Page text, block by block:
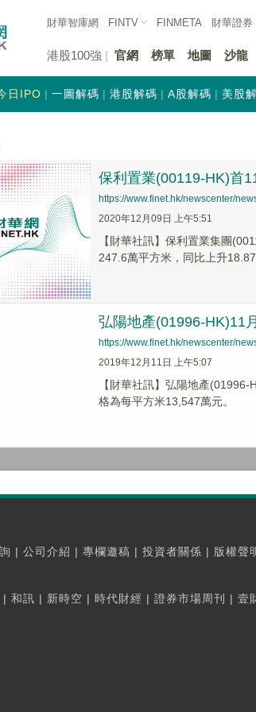
財華智庫網 FINTV FINMETA 財華證券
港股100強 官網 榜單 地圖 沙龍
日IPO 一圖解碼 港股解碼 A股解碼 美股
保利置業(00119-HK)首
https://www.finet.hk/newscenter/
2020年12月09日 上午5:51
【財華社訊】保利置業集團
247.6萬平方米，同比上升
弘陽地產(01996-HK)11
https://www.finet.hk/newscenter/
2019年12月11日 上午5:07
【財華社訊】弘陽地產
格為每平方米13,547萬元。
| 公司介紹 | 專欄邀稿 | 投資者關係 | 版權聲
| 和訊 | 新時空 | 時代財經 | 證券市場周刊 | 壹